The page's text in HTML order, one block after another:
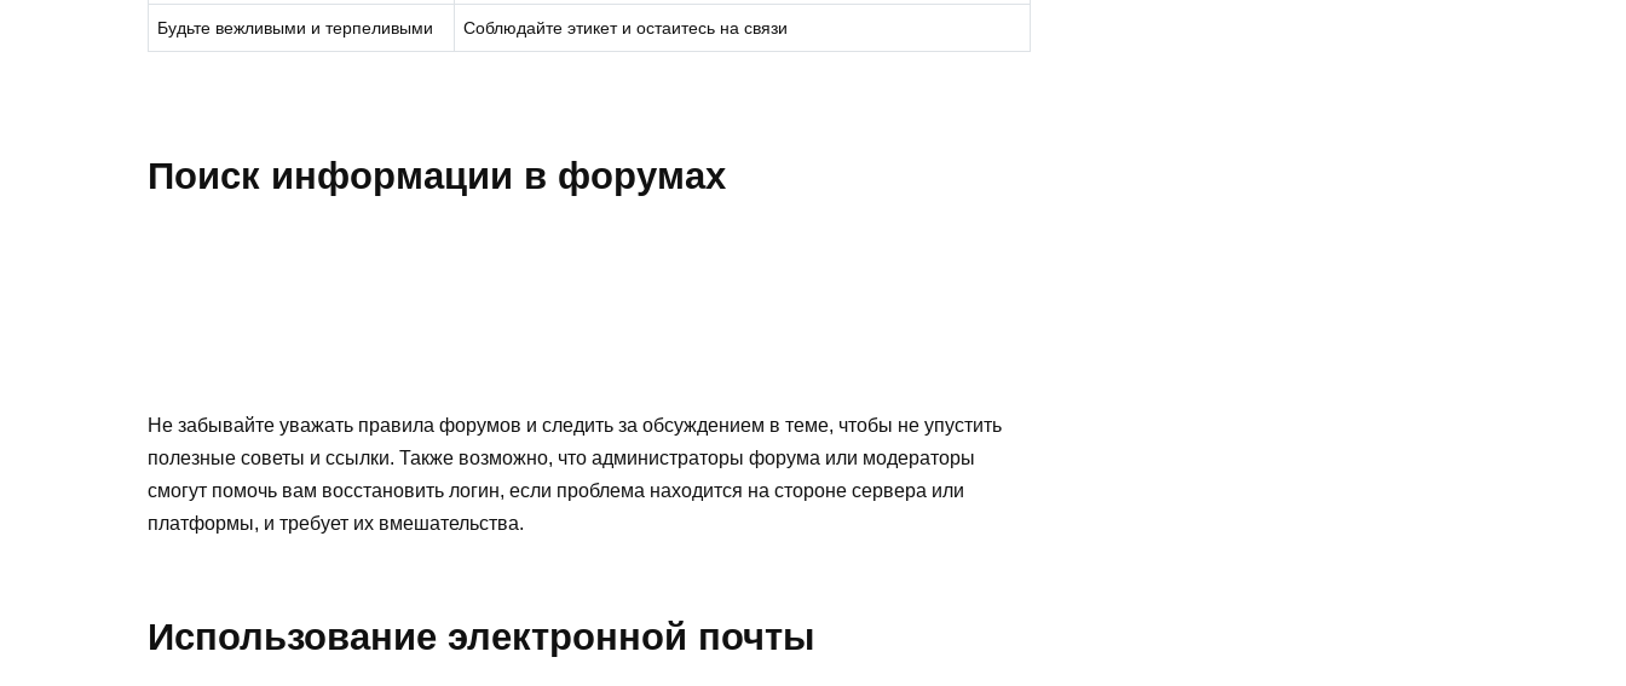
Будьте вежливыми и терпеливыми Соблюдайте этикет и остаитесь на связи
Поиск информации в форумах
Не забывайте уважать правила форумов и следить за обсуждением в теме, чтобы не упустить
полезные советы и ссылки. Также возможно, что администраторы форума или модераторы
смогут помочь вам восстановить логин, если проблема находится на стороне сервера или
платформы, и требует их вмешательства.
Использование электронной почты